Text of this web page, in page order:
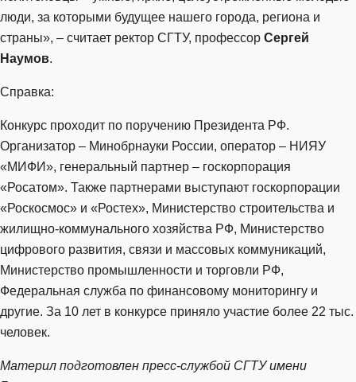
люди, за которыми будущее нашего города, региона и
страны», – считает ректор СГТУ, профессор Сергей
Наумов.
Справка:
Конкурс проходит по поручению Президента РФ.
Организатор – Минобрнауки России, оператор – НИЯУ
«МИФИ», генеральный партнер – госкорпорация
«Росатом». Также партнерами выступают госкорпорации
«Роскосмос» и «Ростех», Министерство строительства и
жилищно-коммунального хозяйства РФ, Министерство
цифрового развития, связи и массовых коммуникаций,
Министерство промышленности и торговли РФ,
Федеральная служба по финансовому мониторингу и
другие. За 10 лет в конкурсе приняло участие более 22 тыс.
человек.
Материл подготовлен пресс-службой СГТУ имени